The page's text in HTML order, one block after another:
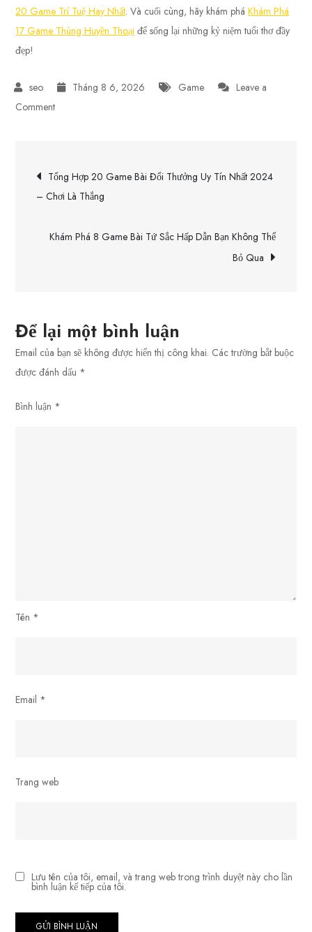
20 Game Trí Tuệ Hay Nhất. Và cuối cùng, hãy khám pháKhám Phá
17 Game Thùng Huyền Thoại để sống lại những kỷ niệm tuổi thơ đầy
đẹp!
Tháng 8 6, 2026 Game
Leave a
Commenton
Call
of
Bạn
Trở
Thành
Game
Thủ
Pro
Điều
hướng
bài
Tổng Hợp 20 Game Bài Đổi Thưởng Uy Tín Nhất 2024
– Chơi Là Thắng
Khám Phá 8 Game Bài Tứ Sắc Hấp Dẫn Bạn Không Thể
Bỏ Qua
Để lại một bình luận
Email của bạn sẽ không được hiển thị công khai. Các trường bắt buộc
được đánh dấu *
Bình luận *
Tên *
Email *
Trang web
Lưu tên của tôi, email, và trang web trong trình duyệt này cho lần
bình luận kế tiếp của tôi.